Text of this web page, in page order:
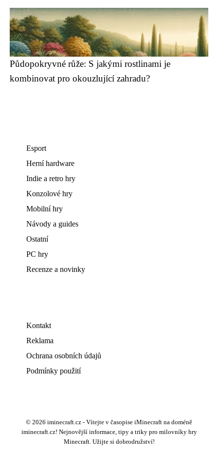
Půdopokryvné růže: S jakými rostlinami je
kombinovat pro okouzlující zahradu?
Esport
Herní hardware
Indie a retro hry
Konzolové hry
Mobilní hry
Návody a guides
Ostatní
PC hry
Recenze a novinky
Kontakt
Reklama
Ochrana osobních údajů
Podmínky použití
© 2026 iminecraft.cz - Vítejte v časopise iMinecraft na doméně
iminecraft.cz! Nejnovější informace, tipy a triky pro milovníky hry
Minecraft. Užijte si dobrodružství!